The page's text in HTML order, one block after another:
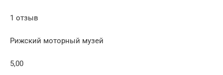
1 отзыв
Рижский моторный музей
5,00